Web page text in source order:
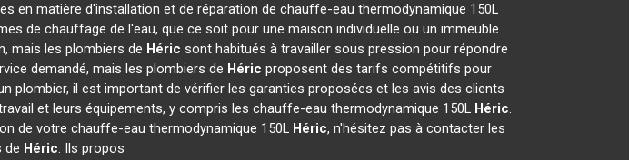
en matière d'installation et de réparation de chauffe-eau thermodynamique 150L
de chauffage de l'eau, que ce soit pour une maison individuelle ou un immeuble
mais les plombiers de Héric sont habitués à travailler sous pression pour répondre
demandé, mais les plombiers de Héric proposent des tarifs compétitifs pour
plombier, il est important de vérifier les garanties proposées et les avis des clients
et leurs équipements, y compris les chauffe-eau thermodynamique 150L Héric.
de votre chauffe-eau thermodynamique 150L Héric, n'hésitez pas à contacter les
de Héric. Ils propos